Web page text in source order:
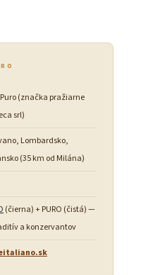
(značka pražiarne
srl)
Lombardsko,
(35 km od Milána)
(čierna) + PURO (čistá) —
a konzervantov